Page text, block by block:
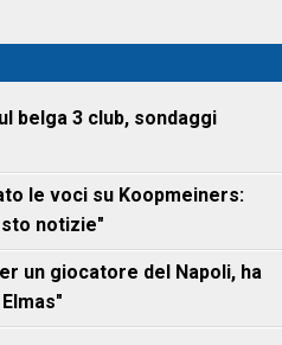
belga 3 club, sondaggi
le voci su Koopmeiners:
notizie"
un giocatore del Napoli, ha